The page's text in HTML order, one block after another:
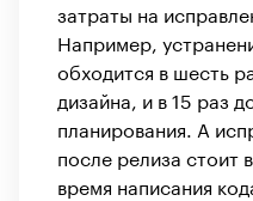
затраты на
Например,
обходится в шесть
дизайна, и в 15 раз
планирования. А
после релиза стоит
время написания